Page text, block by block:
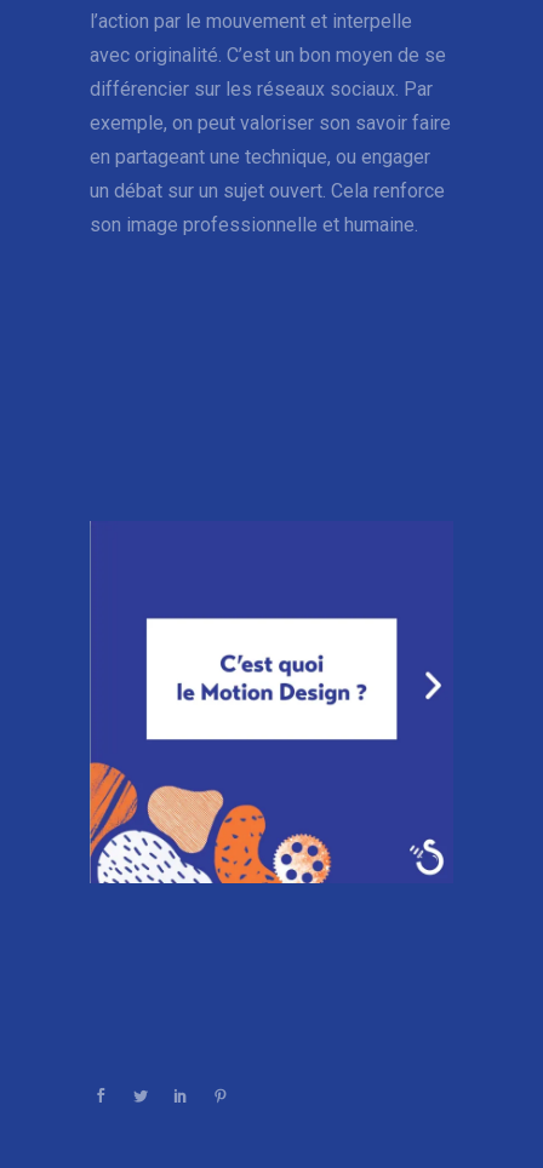
l’action par le mouvement et interpelle
avec originalité. C’est un bon moyen de se
différencier sur les réseaux sociaux. Par
exemple, on peut valoriser son savoir faire
en partageant une technique, ou engager
un débat sur un sujet ouvert. Cela renforce
son image professionnelle et humaine.